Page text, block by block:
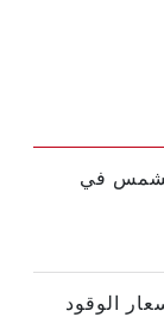
في
الوقود